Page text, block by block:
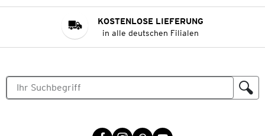
KOSTENLOSE LIEFERUNG
in alle deutschen Filialen